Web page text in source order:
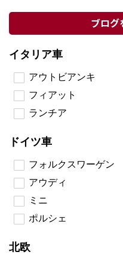
ブログ
イタリア車
アウトビアンキ
フィアット
ランチア
ドイツ車
フォルクスワーゲン
アウディ
ミニ
ポルシェ
北欧